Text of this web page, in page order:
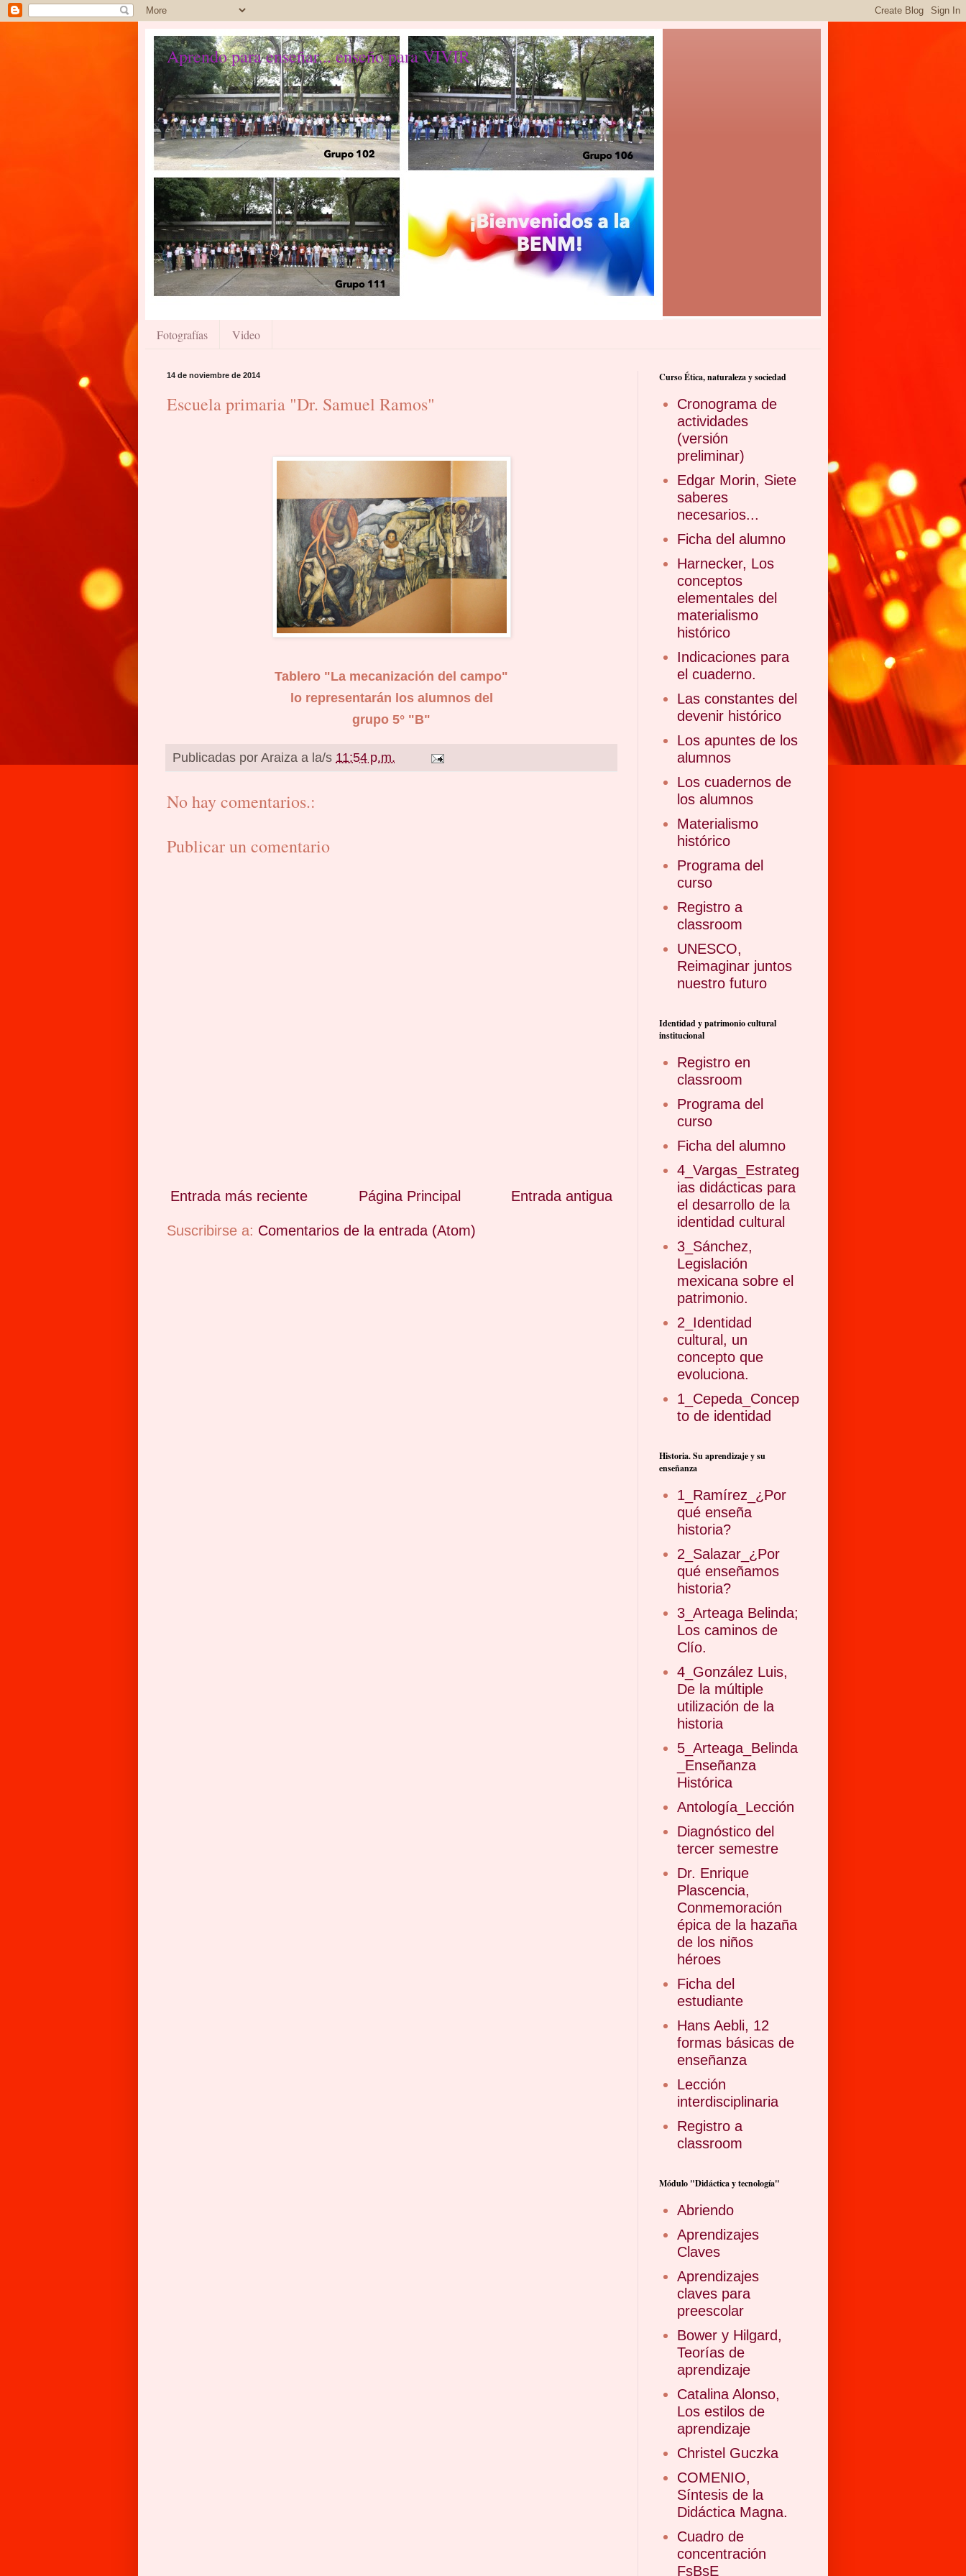
Aprendo para enseñar... enseño para VIVIR
Fotografías Video
14 de noviembre de 2014
Escuela primaria "Dr. Samuel Ramos"
Tablero "La mecanización del campo"
lo representarán los alumnos del
grupo 5° "B"
Publicadas por Araiza a la/s 11:54 p.m.
No hay comentarios.:
Publicar un comentario
Entrada más reciente Entrada antigua
Página Principal
Suscribirse a: Comentarios de la entrada (Atom)
Curso Ética, naturaleza y sociedad
Cronograma de
actividades
(versión
preliminar)
Edgar Morin, Siete
saberes
necesarios...
Ficha del alumno
Harnecker, Los
conceptos
elementales del
materialismo
histórico
Indicaciones para
el cuaderno.
Las constantes del
devenir histórico
Los apuntes de los
alumnos
Los cuadernos de
los alumnos
Materialismo
histórico
Programa del
curso
Registro a
classroom
UNESCO,
Reimaginar juntos
nuestro futuro
Identidad y patrimonio cultural
institucional
Registro en
classroom
Programa del
curso
Ficha del alumno
4_Vargas_Estrateg
ias didácticas para
el desarrollo de la
identidad cultural
3_Sánchez,
Legislación
mexicana sobre el
patrimonio.
2_Identidad
cultural, un
concepto que
evoluciona.
1_Cepeda_Concep
to de identidad
Historia. Su aprendizaje y su
enseñanza
1_Ramírez_¿Por
qué enseña
historia?
2_Salazar_¿Por
qué enseñamos
historia?
3_Arteaga Belinda;
Los caminos de
Clío.
4_González Luis,
De la múltiple
utilización de la
historia
5_Arteaga_Belinda
_Enseñanza
Histórica
Antología_Lección
Diagnóstico del
tercer semestre
Dr. Enrique
Plascencia,
Conmemoración
épica de la hazaña
de los niños
héroes
Ficha del
estudiante
Hans Aebli, 12
formas básicas de
enseñanza
Lección
interdisciplinaria
Registro a
classroom
Módulo "Didáctica y tecnología"
Abriendo
Aprendizajes
Claves
Aprendizajes
claves para
preescolar
Bower y Hilgard,
Teorías de
aprendizaje
Catalina Alonso,
Los estilos de
aprendizaje
Christel Guczka
COMENIO,
Síntesis de la
Didáctica Magna.
Cuadro de
concentración
FsBsE